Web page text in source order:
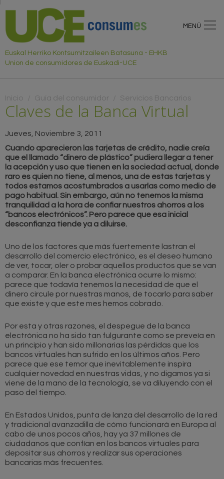
Euskal Herriko Kontsumitzaileen Batasuna - EHKB
Union de consumidores de Euskadi-UCE
Usted está aquí
Inicio Guía del consumidor Servicios Bancarios
Claves de la Banca Virtual
Jueves, Noviembre 3, 2011
Cuando aparecieron las tarjetas de crédito, nadie creía
que el llamado “dinero de plástico” pudiera llegar a tener
la acepción y uso que tienen en la sociedad actual, donde
raro es quien no tiene, al menos, una de estas tarjetas y
todos estamos acostumbrados a usarlas como medio de
pago habitual. Sin embargo, aún no tenemos la misma
tranquilidad a la hora de confiar nuestros ahorros a los
“bancos electrónicos”. Pero parece que esa inicial
desconfianza tiende ya a diluirse.
Uno de los factores que más fuertemente lastran el
desarrollo del comercio electrónico, es el deseo humano
de ver, tocar, oler o probar aquellos productos que se van
a comparar. En la banca electrónica ocurre lo mismo:
parece que todavía tenemos la necesidad de que el
dinero circule por nuestras manos, de tocarlo para saber
que existe y que este mes hemos cobrado.
Por esta y otras razones, el despegue de la banca
electrónica no ha sido tan fulgurante como se preveía en
un principio y han sido millonarias las pérdidas que los
bancos virtuales han sufrido en los últimos años. Pero
parece que ese temor que inevitablemente inspira
cualquier novedad en nuestras vidas, y no digamos ya si
viene de la mano de la tecnología, se va diluyendo con el
paso del tiempo.
En Estados Unidos, punta de lanza del desarrollo de la red
y tradicional avanzadilla de cómo funcionará en Europa al
cabo de unos pocos años, hay ya 37 millones de
ciudadanos que confían en los bancos virtuales para
depositar sus ahorros y realizar sus operaciones
bancarias más frecuentes.
MENÚ